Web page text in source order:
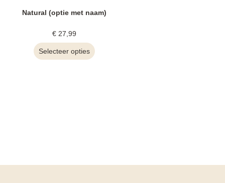
Natural (optie met naam)
€ 27,99
Selecteer opties